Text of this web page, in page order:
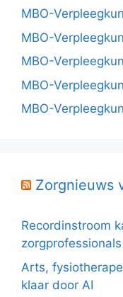
MBO-
MBO-
MBO-
MBO-
MBO-
Zorgnieuws
Recordinstroom
Arts,
klaar door AI